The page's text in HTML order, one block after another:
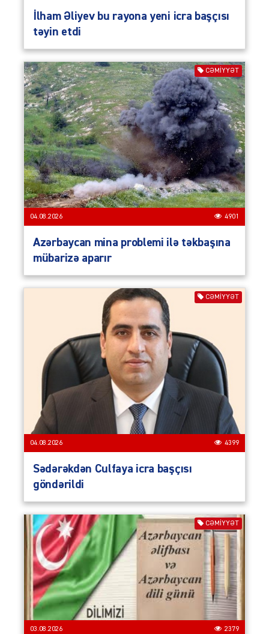
İlham Əliyev bu rayona yeni icra başçısı
təyin etdi
CƏMIYYƏT
04.08.2026 4901
Azərbaycan mina problemi ilə təkbaşına
mübarizə aparır
CƏMIYYƏT
04.08.2026 4399
Sədərəkdən Culfaya icra başçısı
göndərildi
CƏMIYYƏT
03.08.2026 2379